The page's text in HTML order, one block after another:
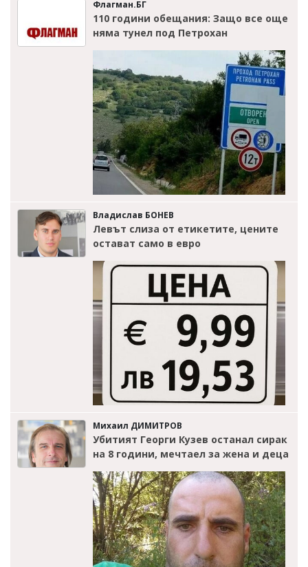
Флагман.БГ
110 години обещания: Защо все още
няма тунел под Петрохан
Владислав БОНЕВ
Левът слиза от етикетите, цените
остават само в евро
Михаил ДИМИТРОВ
Убитият Георги Кузев останал сирак
на 8 години, мечтаел за жена и деца